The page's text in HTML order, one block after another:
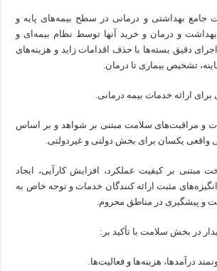
جامع بهداشتی و درمانی در سطح بیمه‌های پایه و
و درمان و خرید آنها توسط نظام بیمه‌ای و
دقیق بسته‌ها با حذف اقدامات زاید و هزینه‌های
تشخیص بیماری تا درمان.
و مراقبت‌های سلامت مبتنی بر شواهد و بر اساس
واقعی یکسان برای بخش دولتی و غیردولتی.
مبتنی بر کیفیت عملکرد، افزایش کارآیی، ایجاد
انگیزه‌های مثبت ارائه کنندگان خدمات و توجه خاص به
و پیشگیری در مناطق محروم.